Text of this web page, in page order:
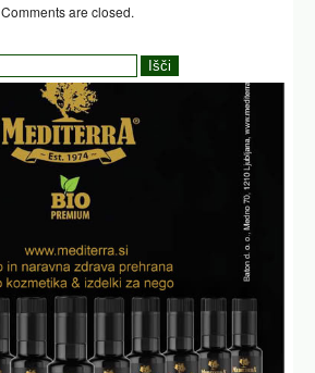
Comments are closed.